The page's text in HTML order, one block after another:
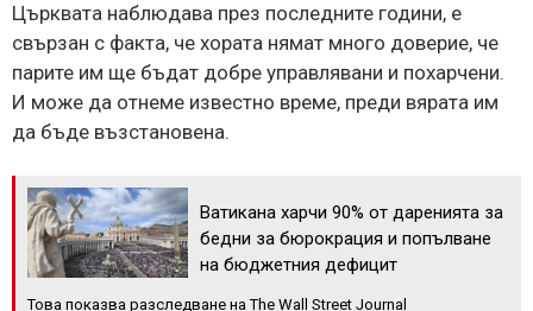
Църквата наблюдава през последните години, е
свързан с факта, че хората нямат много доверие, че
парите им ще бъдат добре управлявани и похарчени.
И може да отнеме известно време, преди вярата им
да бъде възстановена.
Ватикана харчи 90% от даренията за
бедни за бюрокрация и попълване
на бюджетния дефицит
Това показва разследване на The Wall Street Journal